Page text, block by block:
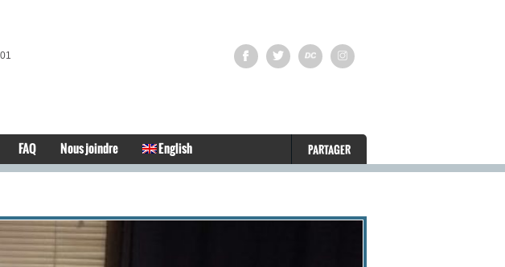
FAQ Nous joindre English PARTAGER